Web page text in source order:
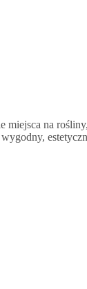
miejsca na